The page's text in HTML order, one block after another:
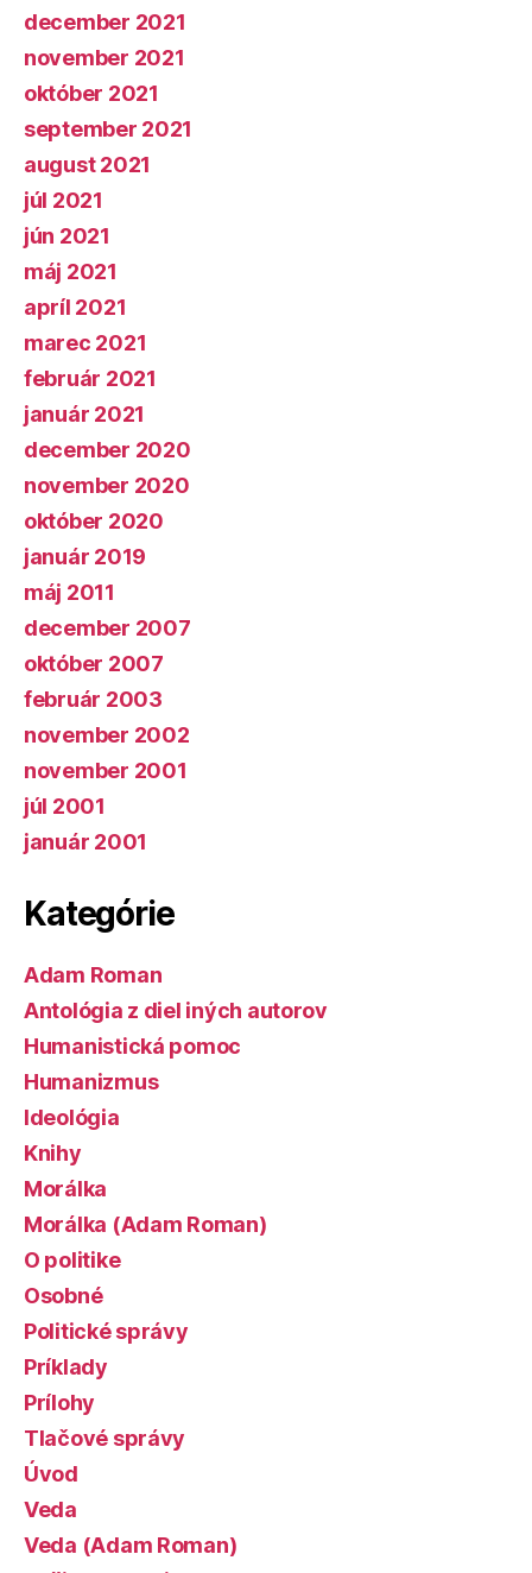
december 2021
november 2021
október 2021
september 2021
august 2021
júl 2021
jún 2021
máj 2021
apríl 2021
marec 2021
február 2021
január 2021
december 2020
november 2020
október 2020
január 2019
máj 2011
december 2007
október 2007
február 2003
november 2002
november 2001
júl 2001
január 2001
Kategórie
Adam Roman
Antológia z diel iných autorov
Humanistická pomoc
Humanizmus
Ideológia
Knihy
Morálka
Morálka (Adam Roman)
O politike
Osobné
Politické správy
Príklady
Prílohy
Tlačové správy
Úvod
Veda
Veda (Adam Roman)